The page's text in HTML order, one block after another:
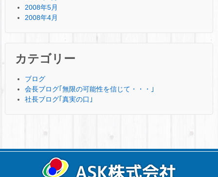
2008年5月
2008年4月
カテゴリー
ブログ
会長ブログ｢無限の可能性を信じて・・・｣
社長ブログ｢真実の口｣